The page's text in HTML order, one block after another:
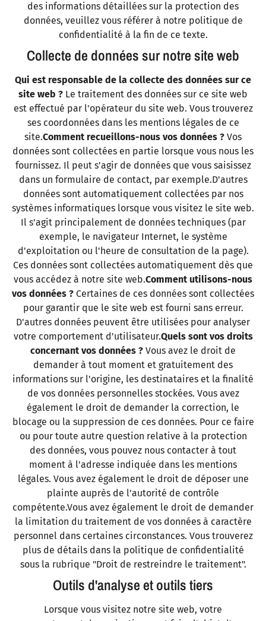
des informations détaillées sur la protection des
données, veuillez vous référer à notre politique de
confidentialité à la fin de ce texte.
Collecte de données sur notre site web
Qui est responsable de la collecte des données sur ce
site web ? Le traitement des données sur ce site web
est effectué par l'opérateur du site web. Vous trouverez
ses coordonnées dans les mentions légales de ce
site.Comment recueillons-nous vos données ? Vos
données sont collectées en partie lorsque vous nous les
fournissez. Il peut s'agir de données que vous saisissez
dans un formulaire de contact, par exemple.D'autres
données sont automatiquement collectées par nos
systèmes informatiques lorsque vous visitez le site web.
Il s'agit principalement de données techniques (par
exemple, le navigateur Internet, le système
d'exploitation ou l'heure de consultation de la page).
Ces données sont collectées automatiquement dès que
vous accédez à notre site web.Comment utilisons-nous
vos données ? Certaines de ces données sont collectées
pour garantir que le site web est fourni sans erreur.
D'autres données peuvent être utilisées pour analyser
votre comportement d'utilisateur.Quels sont vos droits
concernant vos données ? Vous avez le droit de
demander à tout moment et gratuitement des
informations sur l'origine, les destinataires et la finalité
de vos données personnelles stockées. Vous avez
également le droit de demander la correction, le
blocage ou la suppression de ces données. Pour ce faire
ou pour toute autre question relative à la protection
des données, vous pouvez nous contacter à tout
moment à l'adresse indiquée dans les mentions
légales. Vous avez également le droit de déposer une
plainte auprès de l'autorité de contrôle
compétente.Vous avez également le droit de demander
la limitation du traitement de vos données à caractère
personnel dans certaines circonstances. Vous trouverez
plus de détails dans la politique de confidentialité
sous la rubrique "Droit de restreindre le traitement".
Outils d'analyse et outils tiers
Lorsque vous visitez notre site web, votre